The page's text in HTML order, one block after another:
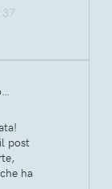
post
ha